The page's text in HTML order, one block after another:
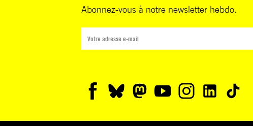
Abonnez-vous à notre newsletter hebdo.